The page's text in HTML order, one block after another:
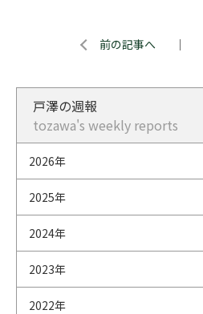
前の記事へ ｜
戸澤の週報
tozawa's weekly reports
2026年
2025年
2024年
2023年
2022年